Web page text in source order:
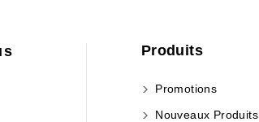
Produits
Promotions
Nouveaux Produits